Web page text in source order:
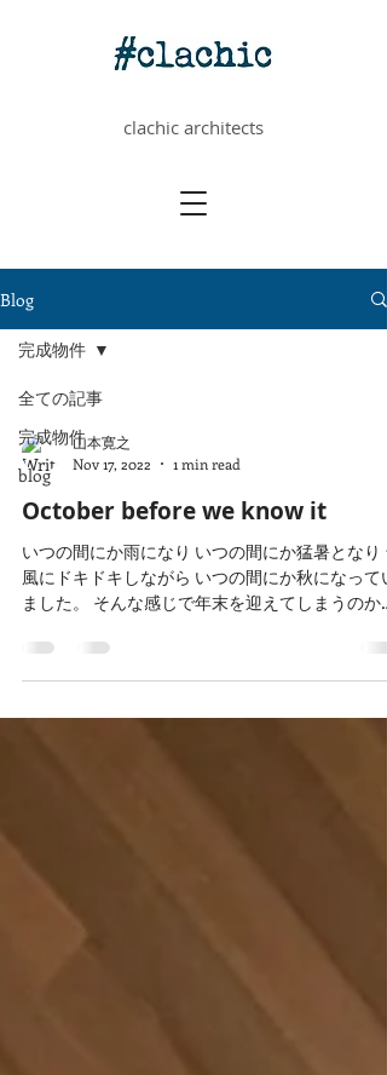
clachic architects
Blog
全ての記事
完成物件
blog
完成物件
山本寛之
Nov 17, 2022
1 min read
October before we know it
いつの間にか雨になり いつの間にか猛暑となり
風にドキドキしながら いつの間にか秋になってい
ました。 そんな感じで年末を迎えてしまうのかも
て有難いことに多忙の日々となっておりました。